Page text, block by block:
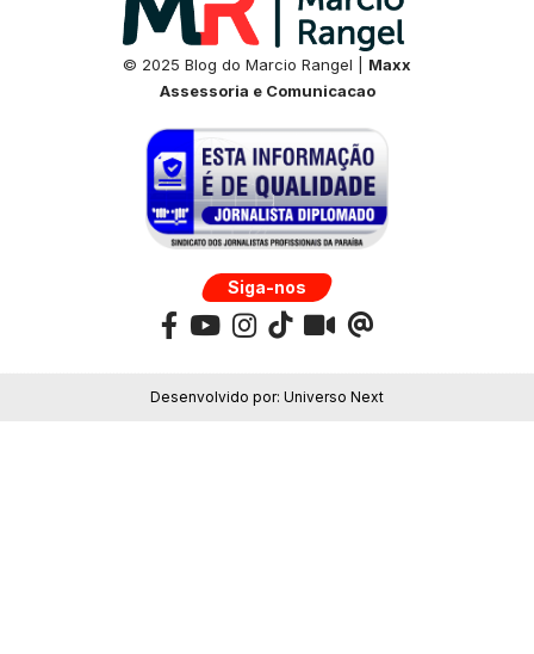
© 2025 Blog do Marcio Rangel | Maxx
Assessoria e Comunicacao
Siga-nos
Desenvolvido por: Universo Next